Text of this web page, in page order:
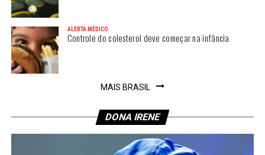
ALERTA MÉDICO
Controle do colesterol deve começar na infância
MAIS BRASIL
DONA IRENE